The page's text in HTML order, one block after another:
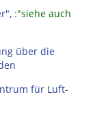
:"siehe auch
über die
für Luft-